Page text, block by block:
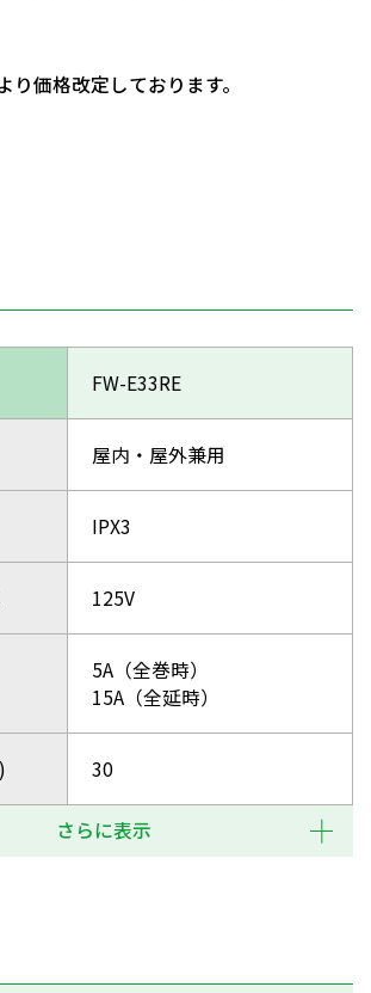
価格改定しております。
FW-E33RE
屋内・屋外兼用
IPX3
125V
5A（全巻時）
15A（全延時）
30
さらに表示